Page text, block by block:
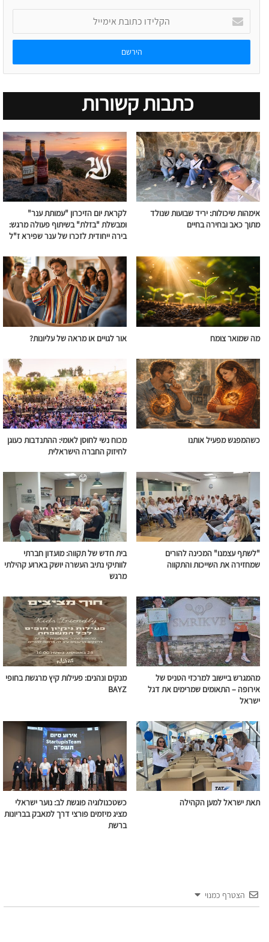
הקלידו
כתובת
אימייל
כתבות קשורות
אימהות שיכולות: יריד שבועות שנולד
מתוך כאב ובחירה בחיים
לקראת יום הזיכרון "עמותת ענר"
ומבשלת "בזלת" בשיתוף פעולה מרגש:
בירה ייחודית לזכרו של ענר שפירא ז"ל
מה שמואר צומח אור לגויים או מראה של עליונות?
כשהמפגש מפעיל אותנו
מכוח נשי לחוסן לאומי: ההתנדבות כעוגן
לחיזוק החברה הישראלית
"לשתף עצמנו" המכינה להורים
שמחזירה את השייכות והתקווה
בית חדש של תקווה: מועדון חברתי
לוותיקי נתיב העשרה יושק בארוע קהילתי
מרגש
מהמגרש ביישוב למרכזי הטניס של
אירופה – התאומים שמרימים את דגל
ישראל
מנקים ונהנים: פעילות קיץ מרגשת בחופי
BAYZ
תאת ישראל למען הקהילה
כשטכנולוגיה פוגשת לב: נוער ישראלי
מציג מיזמים פורצי דרך למאבק בבריונות
ברשת
הצטרף כמנוי